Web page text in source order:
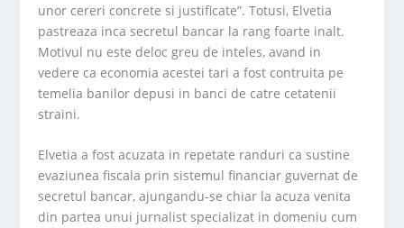
unor cereri concrete si justificate”. Totusi, Elvetia
pastreaza inca secretul bancar la rang foarte inalt.
Motivul nu este deloc greu de inteles, avand in
vedere ca economia acestei tari a fost contruita pe
temelia banilor depusi in banci de catre cetatenii
straini.
Elvetia a fost acuzata in repetate randuri ca sustine
evaziunea fiscala prin sistemul financiar guvernat de
secretul bancar, ajungandu-se chiar la acuza venita
din partea unui jurnalist specializat in domeniu cum